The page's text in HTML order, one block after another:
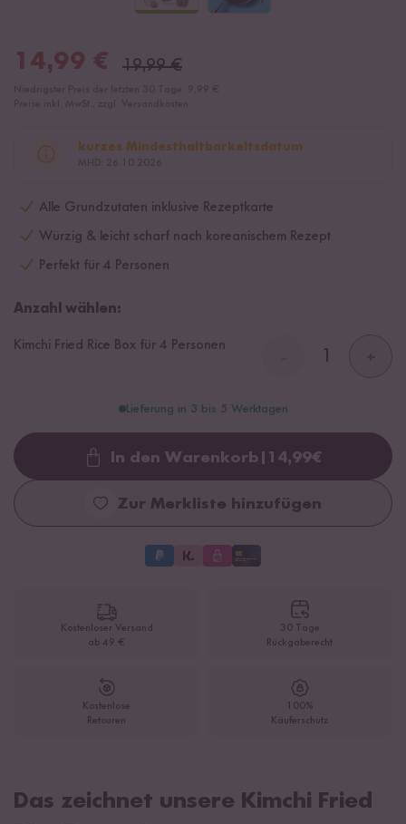
14,99 € 19,99€
kurzes Mindesthaltbarkeitsdatum
Alle Grundzutaten inklusive Rezeptkarte
Würzig & leicht scharf nach koreanischem Rezept
Perfekt für 4 Personen
Anzahl wählen:
Kimchi Fried Rice Box für 4 Personen
Lieferung in 3 bis 5 Werktagen
Loading...
In den Warenkorb 14,99€
Zur Merkliste hinzufügen
Kostenloser Versand
ab 49 €
30 Tage
Rückgaberecht
Kostenlose
Retouren
100%
Käuferschutz
Das zeichnet unsere Kimchi Fried